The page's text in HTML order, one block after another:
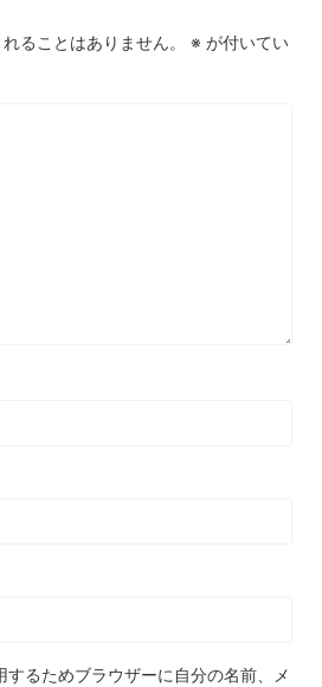
ることはありません。 ※ が付いてい
するためブラウザーに自分の名前、メ